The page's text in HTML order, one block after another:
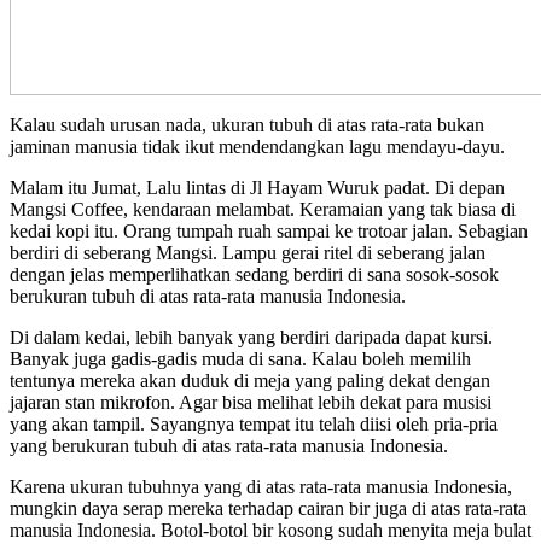
Kalau sudah urusan nada, ukuran tubuh di atas rata-rata bukan
jaminan manusia tidak ikut mendendangkan lagu mendayu-dayu.
Malam itu Jumat, Lalu lintas di Jl Hayam Wuruk padat. Di depan
Mangsi Coffee, kendaraan melambat. Keramaian yang tak biasa di
kedai kopi itu. Orang tumpah ruah sampai ke trotoar jalan. Sebagian
berdiri di seberang Mangsi. Lampu gerai ritel di seberang jalan
dengan jelas memperlihatkan sedang berdiri di sana sosok-sosok
berukuran tubuh di atas rata-rata manusia Indonesia.
Di dalam kedai, lebih banyak yang berdiri daripada dapat kursi.
Banyak juga gadis-gadis muda di sana. Kalau boleh memilih
tentunya mereka akan duduk di meja yang paling dekat dengan
jajaran stan mikrofon. Agar bisa melihat lebih dekat para musisi
yang akan tampil. Sayangnya tempat itu telah diisi oleh pria-pria
yang berukuran tubuh di atas rata-rata manusia Indonesia.
Karena ukuran tubuhnya yang di atas rata-rata manusia Indonesia,
mungkin daya serap mereka terhadap cairan bir juga di atas rata-rata
manusia Indonesia. Botol-botol bir kosong sudah menyita meja bulat